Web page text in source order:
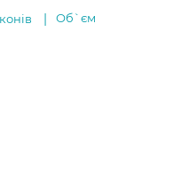
Об`єм